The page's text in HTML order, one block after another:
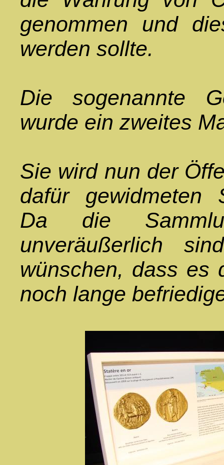
genommen und
werden sollte.
Die sogenannte
wurde ein zweites
Sie wird nun der
dafür gewidmeten
Da die
unveräußerlich
wünschen, dass es
noch lange